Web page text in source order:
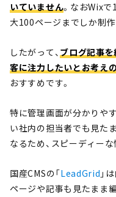
いていません。なおWix
大100ページまでしか制
したがって、ブログ記事
客に注力したいとお考え
おすすめです。
特に管理画面が分かりや
い社内の担当者でも見た
なるため、スピーディー
国産CMSの「LeadGrid 」
ページや記事も見たまま